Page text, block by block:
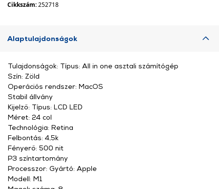
Cikkszám:252718
Alaptulajdonságok
Tulajdonságok: Típus: All in one asztali számítógép
Szín: Zöld
Operációs rendszer: MacOS
Stabil állvány
Kijelző: Típus: LCD LED
Méret: 24 col
Technológia: Retina
Felbontás: 4,5k
Fényerő: 500 nit
P3 színtartomány
Processzor: Gyártó: Apple
Modell: M1